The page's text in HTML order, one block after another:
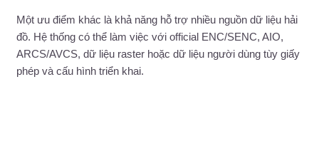
Một ưu điểm khác là khả năng hỗ trợ nhiều nguồn dữ liệu hải
đồ. Hệ thống có thể làm việc với official ENC/SENC, AIO,
ARCS/AVCS, dữ liệu raster hoặc dữ liệu người dùng tùy giấy
phép và cấu hình triển khai.